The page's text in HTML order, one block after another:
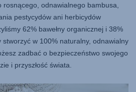
odnawialnego bambusa,
pestycydów ani herbicydów
62% bawełny organicznej i 38%
w 100% naturalny, odnawialny
zadbać o bezpieczeństwo swojego
i przyszłość świata.